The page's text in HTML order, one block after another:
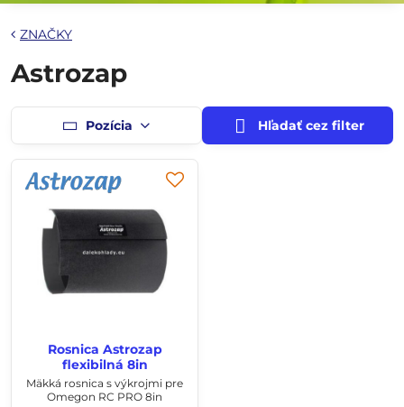
ZNAČKY
Astrozap
Pozícia Hľadať cez filter
Rosnica Astrozap
flexibilná 8in
Mäkká rosnica s výkrojmi pre
Omegon RC PRO 8in